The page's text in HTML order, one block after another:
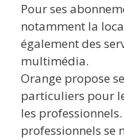
Pour ses
notamment la
également des
multimédia.
Orange propose
particuliers pour
les
professionnels se